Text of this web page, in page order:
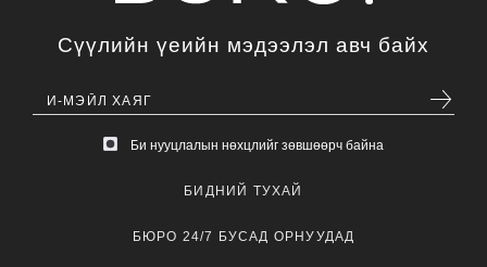
Сүүлийн үеийн мэдээлэл авч байх
Би нууцлалын нөхцлийг зөвшөөрч байна
БИДНИЙ ТУХАЙ
БЮРО 24/7 БУСАД ОРНУУДАД